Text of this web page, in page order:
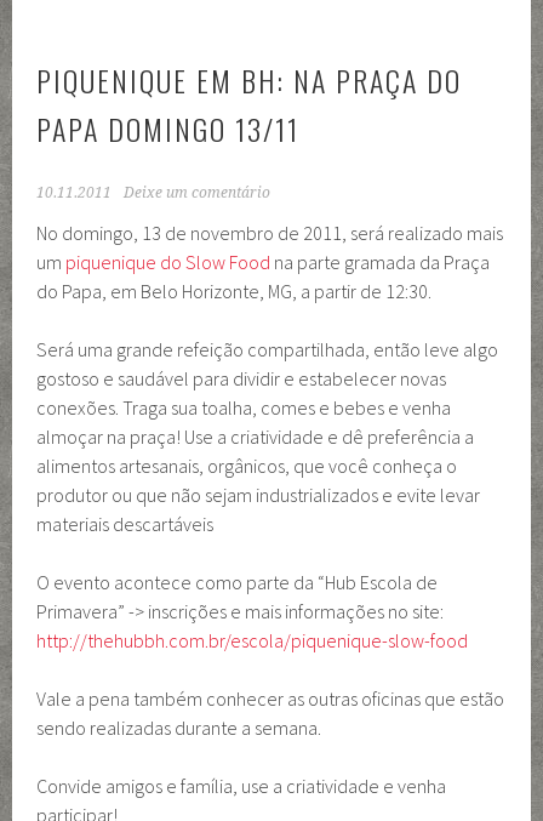
PIQUENIQUE EM BH: NA PRAÇA DO
PAPA DOMINGO 13/11
10.11.2011 Deixe um comentário
No domingo, 13 de novembro de 2011, será realizado mais
um piquenique do Slow Food na parte gramada da Praça
do Papa, em Belo Horizonte, MG, a partir de 12:30.
Será uma grande refeição compartilhada, então leve algo
gostoso e saudável para dividir e estabelecer novas
conexões. Traga sua toalha, comes e bebes e venha
almoçar na praça! Use a criatividade e dê preferência a
alimentos artesanais, orgânicos, que você conheça o
produtor ou que não sejam industrializados e evite levar
materiais descartáveis
O evento acontece como parte da “Hub Escola de
Primavera” -> inscrições e mais informações no site:
http://thehubbh.com.br/escola/piquenique-slow-food
Vale a pena também conhecer as outras oficinas que estão
sendo realizadas durante a semana.
Convide amigos e família, use a criatividade e venha
participar!